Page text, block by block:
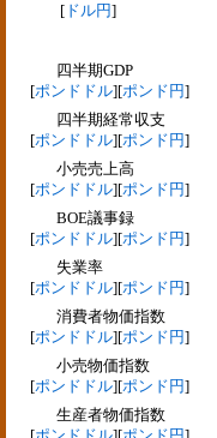
[ ドル円]
四半期GDP
[ポンドドル][ポンド円]
四半期経常収支
[ポンドドル][ポンド円]
小売売上高
[ポンドドル][ポンド円]
BOE議事録
[ポンドドル][ポンド円]
失業率
[ポンドドル][ポンド円]
消費者物価指数
[ポンドドル][ポンド円]
小売物価指数
[ポンドドル][ポンド円]
生産者物価指数